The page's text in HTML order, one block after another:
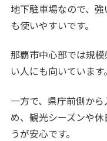
地下駐車場なので、
も使いやすいです。
那覇市中心部では規
い人にも向いています。
一方で、県庁前側か
め、観光シーズンや
うが安心です。